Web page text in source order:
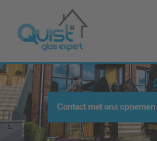
main
Contact met ons opnemen